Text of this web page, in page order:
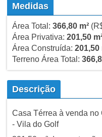
Medidas
Área Total: 366,80 m²
Área Privativa: 201,50
Área Construída: 201,50
Terreno Área Total:
Descrição
Casa Térrea à venda no
- Vila do Golf